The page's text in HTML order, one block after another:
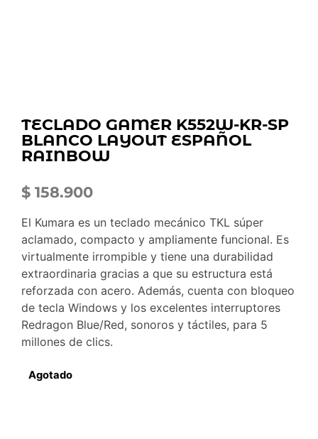
TECLADO GAMER K552W-KR-SP
BLANCO LAYOUT ESPAÑOL
RAINBOW
$ 158.900
El Kumara es un teclado mecánico TKL súper
aclamado, compacto y ampliamente funcional. Es
virtualmente irrompible y tiene una durabilidad
extraordinaria gracias a que su estructura está
reforzada con acero. Además, cuenta con bloqueo
de tecla Windows y los excelentes interruptores
Redragon Blue/Red, sonoros y táctiles, para 5
millones de clics.
Agotado